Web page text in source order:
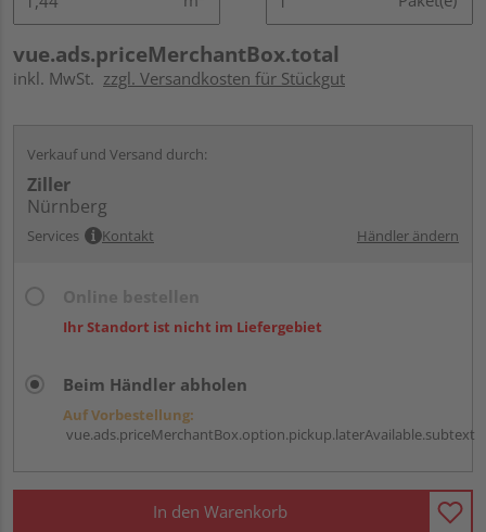
vue.ads.priceMerchantBox.total
inkl. MwSt. zzgl. Versandkosten für Stückgut
Verkauf und Versand durch:
Ziller
Nürnberg
Services Kontakt Händler ändern
Ihr Standort ist nicht im Liefergebiet
Beim Händler abholen
Auf Vorbestellung:
vue.ads.priceMerchantBox.option.pickup.laterAvailable.subtext
In den Warenkorb